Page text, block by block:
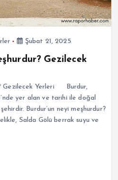
Şubat 21, 2025
Gezilecek
Gezilecek Yerleri Burdur,
yer alan ve tarihi ile doğal
Burdur’un neyi meşhurdur?
Salda Gölü berrak suyu ve